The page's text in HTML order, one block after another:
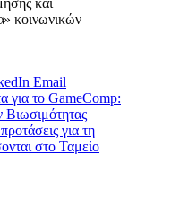
κοινωνικών
Email
για το GameComp:
για τη
στο Ταμείο